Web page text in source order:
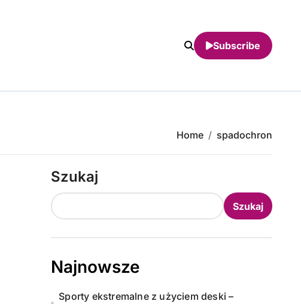
Subscribe
Home spadochron
Szukaj
Szukaj
Najnowsze
Sporty ekstremalne z użyciem deski –